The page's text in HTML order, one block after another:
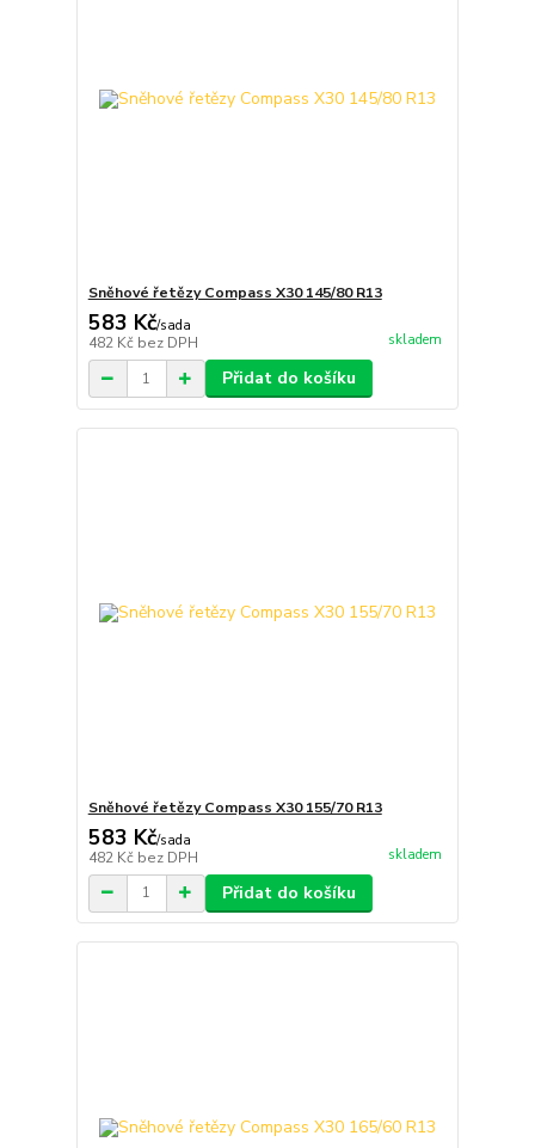
Sněhové řetězy Compass X30 145/80 R13
583 Kč/sada
482 Kč bez DPH skladem
Přidat do košíku
Sněhové řetězy Compass X30 155/70 R13
583 Kč/sada
482 Kč bez DPH skladem
Přidat do košíku